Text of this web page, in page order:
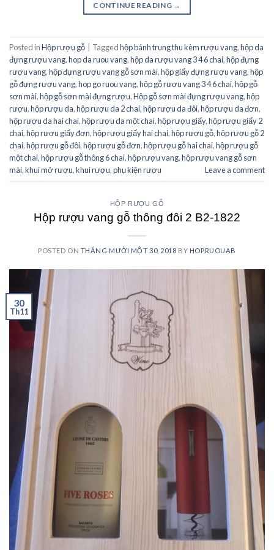
CONTINUE READING →
Posted inHộp rượu gỗ Taggedhộp bánh trung thu kèm rượu vang,hộp da
đựng rượu vang,hop da ruou vang,hộp da rượu vang 3 4 6 chai,hộp đựng
rượu vang,hộp đựng rượu vang gỗ sơn mài,hộp giấy đựng rượu vang,hộp
gỗ đựng rượu vang,hop go ruou vang,hộp gỗ rượu vang 3 4 6 chai,hộp gỗ
sơn mài,hộp gỗ sơn mài đựng rượu,Hộp gỗ sơn mài đựng rượu vang,hộp
rượu,hộp rượu da,hộp rượu da 2 chai,hộp rượu da đôi,hộp rượu da đơn,
hộp rượu da hai chai,hộp rượu da một chai,hộp rượu giấy,hộp rượu giấy 2
chai,hộp rượu giấy đơn,hộp rượu giấy hai chai,hộp rượu gỗ,hộp rượu gỗ 2
chai,hộp rượu gỗ đôi,hộp rượu gỗ đơn,hộp rượu gỗ hai chai,hộp rượu gỗ
một chai,hộp rượu gỗ thông 6 chai,hộp rượu vang,hộp rượu vang gỗ sơn
mài,khui mở rượu,khui rượu,phụ kiện rượu Leave a comment
HỘP RƯỢU GỖ
Hộp rượu vang gỗ thông đôi 2 B2-1822
POSTED ON THÁNG MƯỜI MỘT 30, 2018 BY HOPRUOUAB
30
Th11